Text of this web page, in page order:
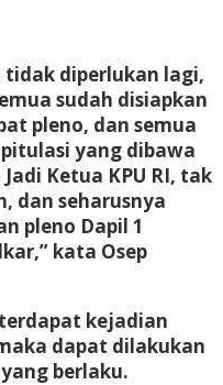
tidak diperlukan lagi,
sudah disiapkan
pleno, dan semua
yang dibawa
Ketua KPU RI, tak
dan seharusnya
pleno Dapil 1
kata Osep
kejadian
dapat dilakukan
berlaku.